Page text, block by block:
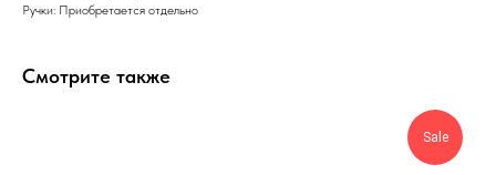
Ручки: Приобретается отдельно
Смотрите также
Sale